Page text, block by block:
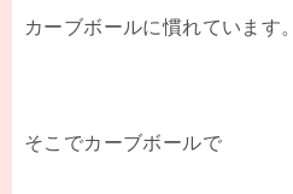
カーブボールに慣れています。
そこでカーブボールで